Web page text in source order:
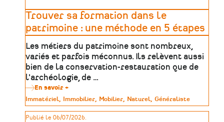
musée
allemand
Trouver sa formation dans le
patrimoine : une méthode en 5 étapes
Les métiers du patrimoine sont nombreux,
variés et parfois méconnus. Ils relèvent aussi
bien de la conservation-restauration que de
l'archéologie, de …
En savoir +
Trouver
sa
formation
dans
Type
de
patrimoine
Immatériel Immobilier Mobilier Naturel Généraliste
Publié le 06/07/2026.